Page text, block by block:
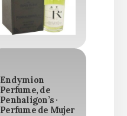
Endymion
Perfume, de
Penhaligon’s ·
Perfume de Mujer